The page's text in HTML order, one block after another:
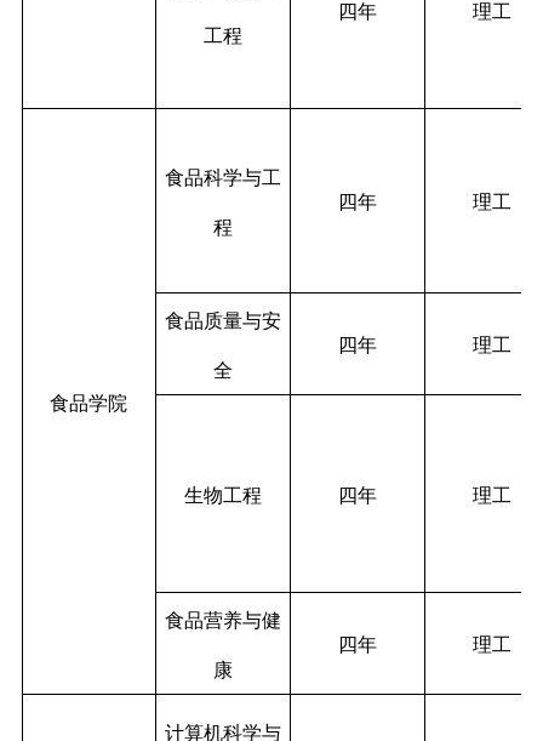
工程
四年 理工
食品学院
食品科学与工
程
四年 理工
食品质量与安
全
四年 理工
生物工程 四年 理工
食品营养与健
康
四年 理工
计算机科学与